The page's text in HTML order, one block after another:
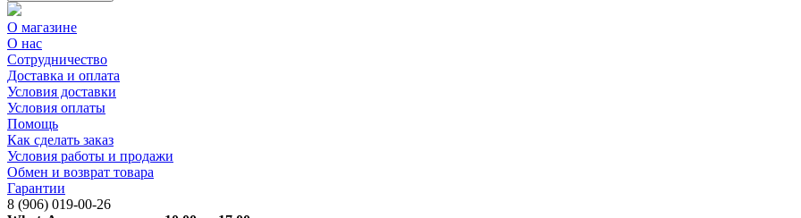
О магазине
О нас
Сотрудничество
Доставка и оплата
Условия доставки
Условия оплаты
Помощь
Как сделать заказ
Условия работы и продажи
Обмен и возврат товара
Гарантии
8 (906) 019-00-26